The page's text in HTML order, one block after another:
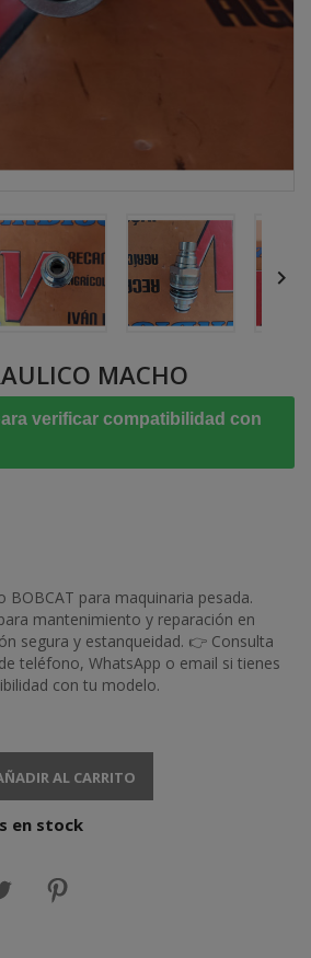

MACHO
verificar compatibilidad con
BOBCAT para maquinaria pesada.
mantenimiento y reparación en
segura y estanqueidad. 👉 Consulta
teléfono, WhatsApp o email si tienes
con tu modelo.
AL CARRITO
en stock